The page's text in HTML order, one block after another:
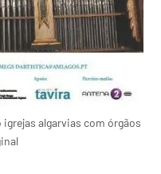
algarvias com órgãos